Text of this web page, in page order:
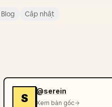
Blog Cập nhật
S
@serein
Xem bản gốc